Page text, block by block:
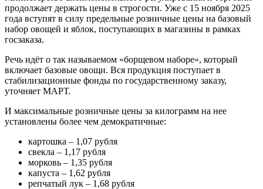
продолжает держать цены в строгости. Уже с 15 ноября 2025
года вступят в силу предельные розничные цены на базовый
набор овощей и яблок, поступающих в магазины в рамках
госзаказа.
Речь идёт о так называемом «борщевом наборе», который
включает базовые овощи. Вся продукция поступает в
стабилизационные фонды по государственному заказу,
уточняет МАРТ.
И максимальные розничные цены за килограмм на нее
установлены более чем демократичные:
картошка – 1,07 рубля
свекла – 1,17 рубля
морковь – 1,35 рубля
капуста – 1,62 рубля
репчатый лук – 1,68 рубля